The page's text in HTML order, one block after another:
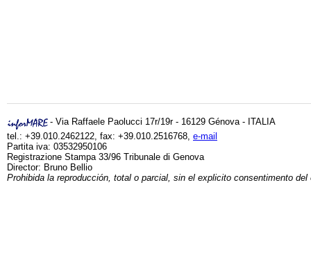
- Via Raffaele Paolucci 17r/19r - 16129 Génova - ITALIA
tel.: +39.010.2462122, fax: +39.010.2516768, e-mail
Partita iva: 03532950106
Registrazione Stampa 33/96 Tribunale di Genova
Director: Bruno Bellio
Prohibida la reproducción, total o parcial, sin el explicito consentimento del